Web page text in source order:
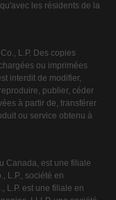
les résidents de la
L.P. Des copies
ou imprimées
interdit de modifier,
publier, céder
à partir de, transférer
ou service obtenu à
Canada, est une filiale
L.P., société en
L.P. est une filiale en